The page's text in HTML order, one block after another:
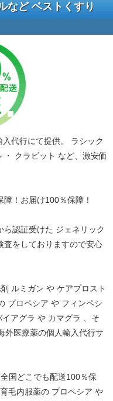
など ベストくすり
代行にて提供。 ラシック
クラビット など、激安価
！お届け100％保障！
認証受けた ジェネリック
査をしておりますので安心
ルミガン や ケアプロスト
プロペシア や フィンペシ
アグラ や カマグラ 、そ
外医療薬の個人輸入代行サ
国どこでも配送100％保
毛内服薬の プロペシア や